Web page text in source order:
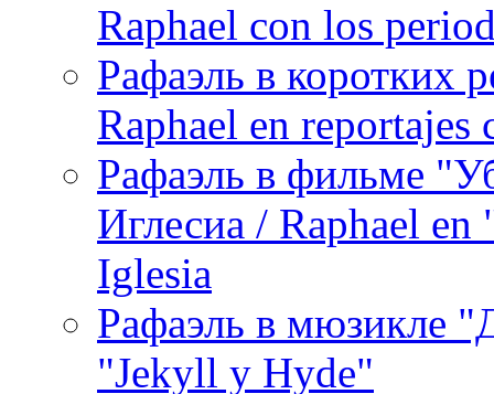
Raphael con los
Рафаэль в коротких
Raphael en reportajes
Рафаэль в фильме
Иглесиа / Raphael
Iglesia
Рафаэль в мюзикле
"Jekyll y Hyde"